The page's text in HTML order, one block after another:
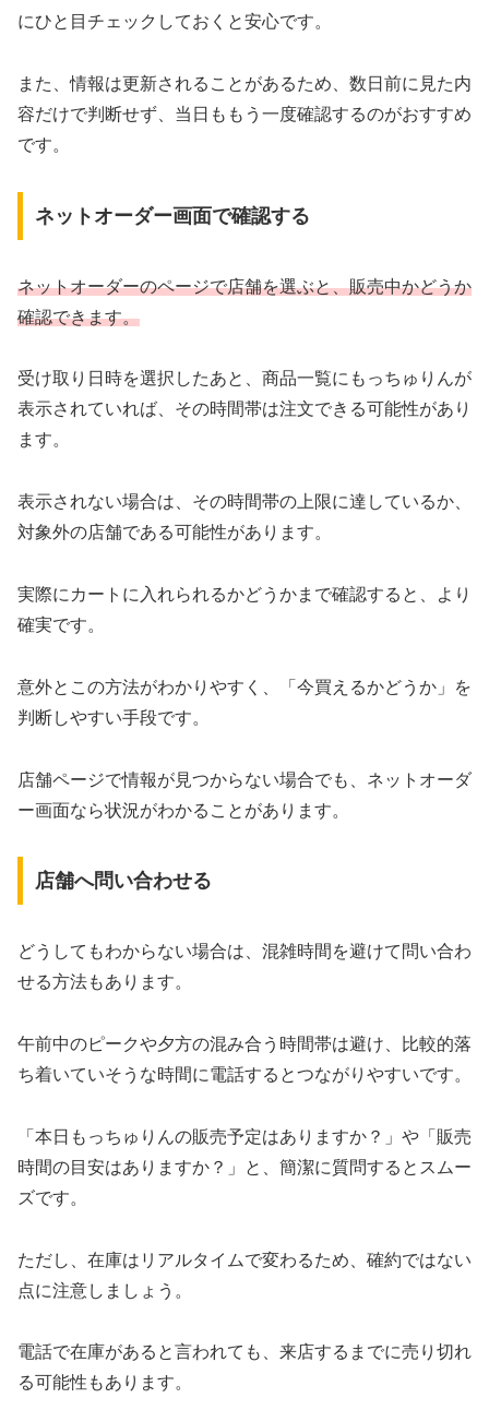
にひと目チェックしておくと安心です。
また、情報は更新されることがあるため、数日前に見た内
容だけで判断せず、当日ももう一度確認するのがおすすめ
です。
ネットオーダー画面で確認する
ネットオーダーのページで店舗を選ぶと、販売中かどうか
確認できます。
受け取り日時を選択したあと、商品一覧にもっちゅりんが
表示されていれば、その時間帯は注文できる可能性があり
ます。
表示されない場合は、その時間帯の上限に達しているか、
対象外の店舗である可能性があります。
実際にカートに入れられるかどうかまで確認すると、より
確実です。
意外とこの方法がわかりやすく、「今買えるかどうか」を
判断しやすい手段です。
店舗ページで情報が見つからない場合でも、ネットオーダ
ー画面なら状況がわかることがあります。
店舗へ問い合わせる
どうしてもわからない場合は、混雑時間を避けて問い合わ
せる方法もあります。
午前中のピークや夕方の混み合う時間帯は避け、比較的落
ち着いていそうな時間に電話するとつながりやすいです。
「本日もっちゅりんの販売予定はありますか？」や「販売
時間の目安はありますか？」と、簡潔に質問するとスムー
ズです。
ただし、在庫はリアルタイムで変わるため、確約ではない
点に注意しましょう。
電話で在庫があると言われても、来店するまでに売り切れ
る可能性もあります。